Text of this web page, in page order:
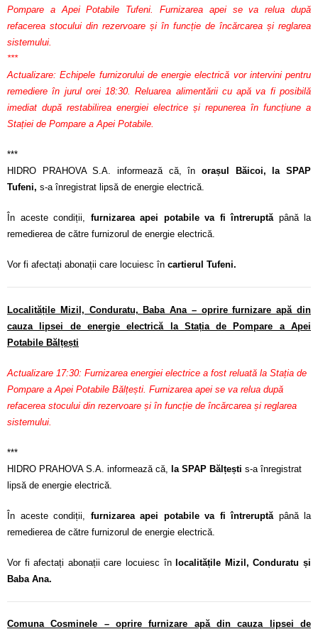
Pompare a Apei Potabile Tufeni. Furnizarea apei se va relua după
refacerea stocului din rezervoare și în funcție de încărcarea și reglarea
sistemului.
***
Actualizare: Echipele furnizorului de energie electrică vor intervini pentru
remediere în jurul orei 18:30. Reluarea alimentării cu apă va fi posibilă
imediat după restabilirea energiei electrice și repunerea în funcțiune a
Stației de Pompare a Apei Potabile.
***
HIDRO PRAHOVA S.A. informează că, în orașul Băicoi, la SPAP
Tufeni, s-a înregistrat lipsă de energie electrică.
În aceste condiții, furnizarea apei potabile va fi întreruptă până la
remedierea de către furnizorul de energie electrică.
Vor fi afectați abonații care locuiesc în cartierul Tufeni.
Localitățile Mizil, Conduratu, Baba Ana – oprire furnizare apă din
cauza lipsei de energie electrică la Stația de Pompare a Apei
Potabile Bălțești
Actualizare 17:30: Furnizarea energiei electrice a fost reluată la Stația de
Pompare a Apei Potabile Bălțești. Furnizarea apei se va relua după
refacerea stocului din rezervoare și în funcție de încărcarea și reglarea
sistemului.
***
HIDRO PRAHOVA S.A. informează că,
la SPAP Bălțești s-a înregistrat
lipsă de energie electrică.
În aceste condiții, furnizarea apei potabile va fi întreruptă până la
remedierea de către furnizorul de energie electrică.
Vor fi afectați abonații care locuiesc în localitățile Mizil, Conduratu și
Baba Ana.
Comuna Cosminele – oprire furnizare apă din cauza lipsei de